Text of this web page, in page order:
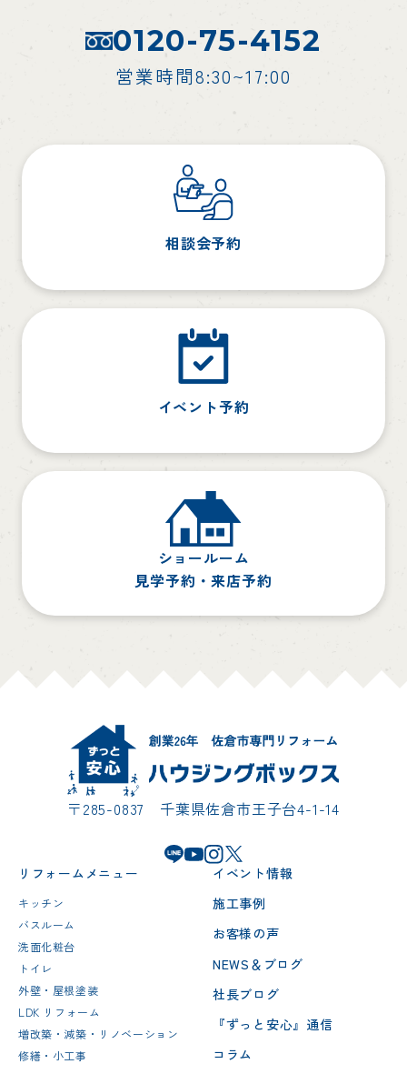
0120-75-4152
営業時間8:30~17:00
相談会予約
イベント予約
ショールーム
見学予約・来店予約
〒285-0837 千葉県佐倉市王子台4-1-14
リフォームメニュー
キッチン
バスルーム
洗面化粧台
トイレ
外壁・屋根塗装
LDK リフォーム
増改築・減築・リノベーション
修繕・小工事
イベント情報
施工事例
お客様の声
NEWS＆ブログ
社長ブログ
『ずっと安心』通信
コラム